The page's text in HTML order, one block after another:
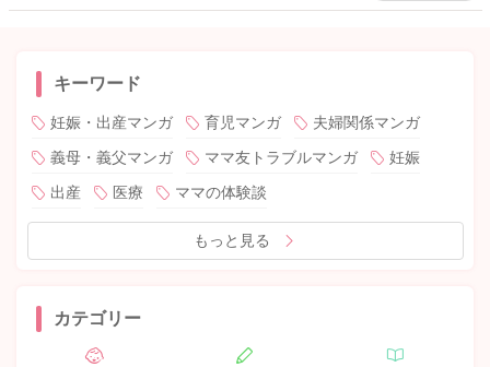
キーワード
妊娠・出産マンガ 育児マンガ
夫婦関係マンガ
義母・義父マンガ
ママ友トラブルマンガ
妊娠
出産
医療 ママの体験談
もっと見る
カテゴリー